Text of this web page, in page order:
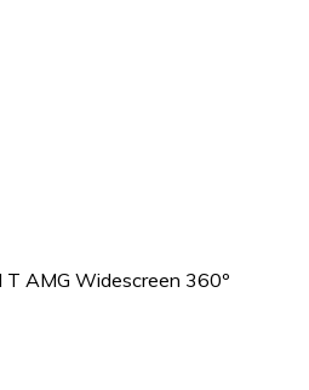
AMG Widescreen 360º